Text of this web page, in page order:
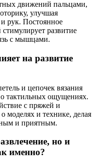
движений пальцами,
улучшая
рук. Постоянное
развитие
с мышцами.
на развитие
и цепочек вязания
о тактильных ощущениях.
с пряжей и
моделях и технике, делая
и приятным.
но и
именно?